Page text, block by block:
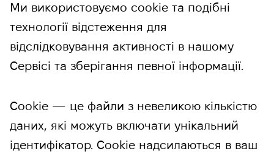
Ми використовуємо cookie та подібні
технології відстеження для
відслідковування активності в нашому
Сервісі та зберігання певної інформації.
Cookie — це файли з невеликою кількістю
даних, які можуть включати унікальний
ідентифікатор. Cookie надсилаються в ваш